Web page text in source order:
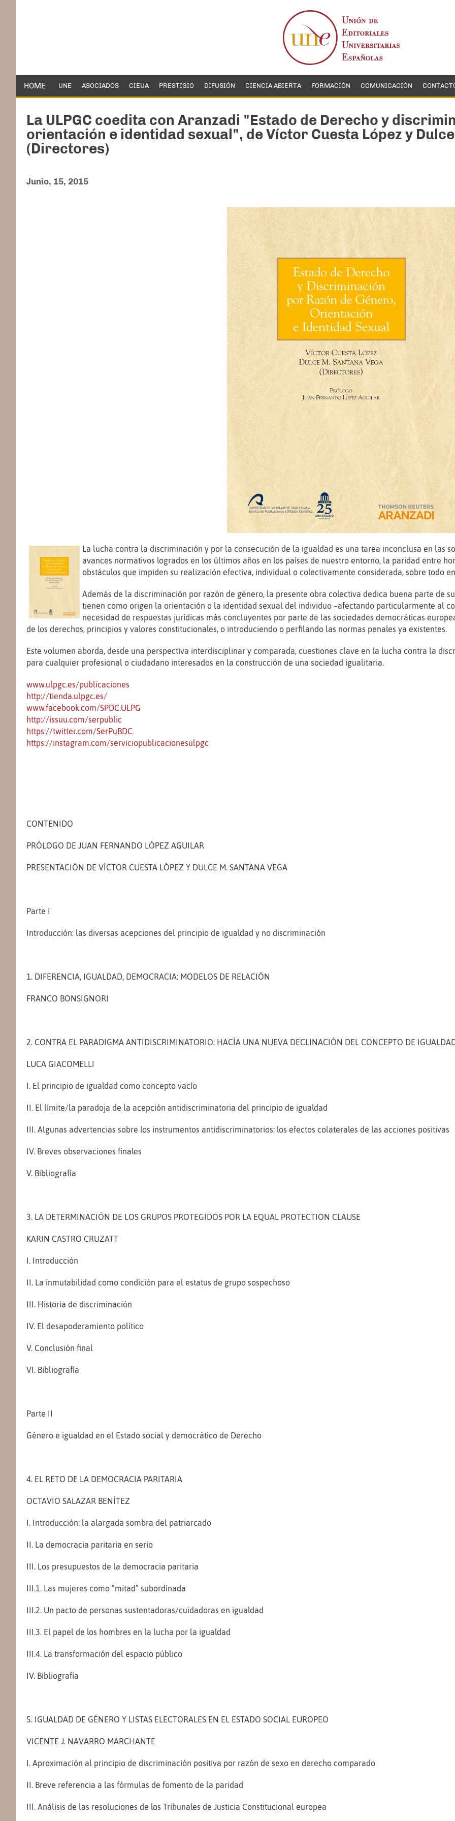
HOME UNE ASOCIADOS CIEUA PRESTIGIO DIFUSIÓN CIENCIA ABIERTA FORMACIÓN COMUNICACIÓN
La ULPGC coedita con Aranzadi "Estado de Derecho y
orientación e identidad sexual", de Víctor Cuesta López y
(Directores)
Junio, 15, 2015
La lucha contra la discriminación y por la consecución de la igualdad es una tarea inconclusa en las
avances normativos logrados en los últimos años en los países de nuestro entorno, la paridad entre
obstáculos que impiden su realización efectiva, individual o colectivamente considerada, sobre todo
Además de la discriminación por razón de género, la presente obra colectiva dedica buena parte de
tienen como origen la orientación o la identidad sexual del individuo –afectando particularmente al
necesidad de respuestas jurídicas más concluyentes por parte de las sociedades democráticas
de los derechos, principios y valores constitucionales, o introduciendo o perfilando las normas penales ya existentes.
Este volumen aborda, desde una perspectiva interdisciplinar y comparada, cuestiones clave en la lucha contra la
para cualquier profesional o ciudadano interesados en la construcción de una sociedad igualitaria.
www.ulpgc.es/publicaciones
http://tienda.ulpgc.es/
www.facebook.com/SPDC.ULPG
http://issuu.com/serpublic
https://twitter.com/SerPuBDC
https://instagram.com/serviciopublicacionesulpgc
CONTENIDO
PRÓLOGO DE JUAN FERNANDO LÓPEZ AGUILAR
PRESENTACIÓN DE VÍCTOR CUESTA LÓPEZ Y DULCE M. SANTANA VEGA
Parte I
Introducción: las diversas acepciones del principio de igualdad y no discriminación
1. DIFERENCIA, IGUALDAD, DEMOCRACIA: MODELOS DE RELACIÓN
FRANCO BONSIGNORI
2. CONTRA EL PARADIGMA ANTIDISCRIMINATORIO: HACÍA UNA NUEVA DECLINACIÓN DEL CONCEPTO DE
LUCA GIACOMELLI
I. El principio de igualdad como concepto vacío
II. El límite/la paradoja de la acepción antidiscriminatoria del principio de igualdad
III. Algunas advertencias sobre los instrumentos antidiscriminatorios: los efectos colaterales de las acciones positivas
IV. Breves observaciones finales
V. Bibliografía
3. LA DETERMINACIÓN DE LOS GRUPOS PROTEGIDOS POR LA EQUAL PROTECTION CLAUSE
KARIN CASTRO CRUZATT
I. Introducción
II. La inmutabilidad como condición para el estatus de grupo sospechoso
III. Historia de discriminación
IV. El desapoderamiento político
V. Conclusión final
VI. Bibliografía
Parte II
Género e igualdad en el Estado social y democrático de Derecho
4. EL RETO DE LA DEMOCRACIA PARITARIA
OCTAVIO SALAZAR BENÍTEZ
I. Introducción: la alargada sombra del patriarcado
II. La democracia paritaria en serio
III. Los presupuestos de la democracia paritaria
III.1. Las mujeres como “mitad” subordinada
III.2. Un pacto de personas sustentadoras/cuidadoras en igualdad
III.3. El papel de los hombres en la lucha por la igualdad
III.4. La transformación del espacio público
IV. Bibliografía
5. IGUALDAD DE GÉNERO Y LISTAS ELECTORALES EN EL ESTADO SOCIAL EUROPEO
VICENTE J. NAVARRO MARCHANTE
I. Aproximación al principio de discriminación positiva por razón de sexo en derecho comparado
II. Breve referencia a las fórmulas de fomento de la paridad
III. Análisis de las resoluciones de los Tribunales de Justicia Constitucional europea